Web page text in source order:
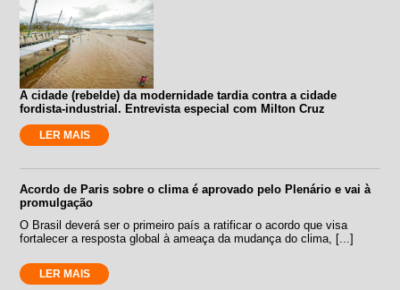
A cidade (rebelde) da modernidade tardia contra a cidade
fordista-industrial. Entrevista especial com Milton Cruz
LER MAIS
Acordo de Paris sobre o clima é aprovado pelo Plenário e vai à
promulgação
O Brasil deverá ser o primeiro país a ratificar o acordo que visa
fortalecer a resposta global à ameaça da mudança do clima, [...]
LER MAIS